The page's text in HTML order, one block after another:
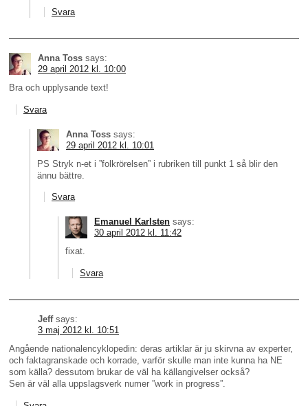
Svara
Anna Toss says:
29 april 2012 kl. 10:00
Bra och upplysande text!
Svara
Anna Toss says:
29 april 2012 kl. 10:01
PS Stryk n-et i ”folkrörelsen” i rubriken till punkt 1 så blir den
ännu bättre.
Svara
Emanuel Karlsten says:
30 april 2012 kl. 11:42
fixat.
Svara
Jeff says:
3 maj 2012 kl. 10:51
Angående nationalencyklopedin: deras artiklar är ju skirvna av experter,
och faktagranskade och korrade, varför skulle man inte kunna ha NE
som källa? dessutom brukar de väl ha källangivelser också?
Sen är väl alla uppslagsverk numer ”work in progress”.